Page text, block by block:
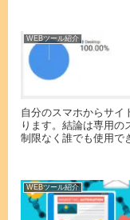
WEBツール紹介
自分のスマホからサイ
ります。結論は専用の
制限なく誰でも使用で
WEBツール紹介